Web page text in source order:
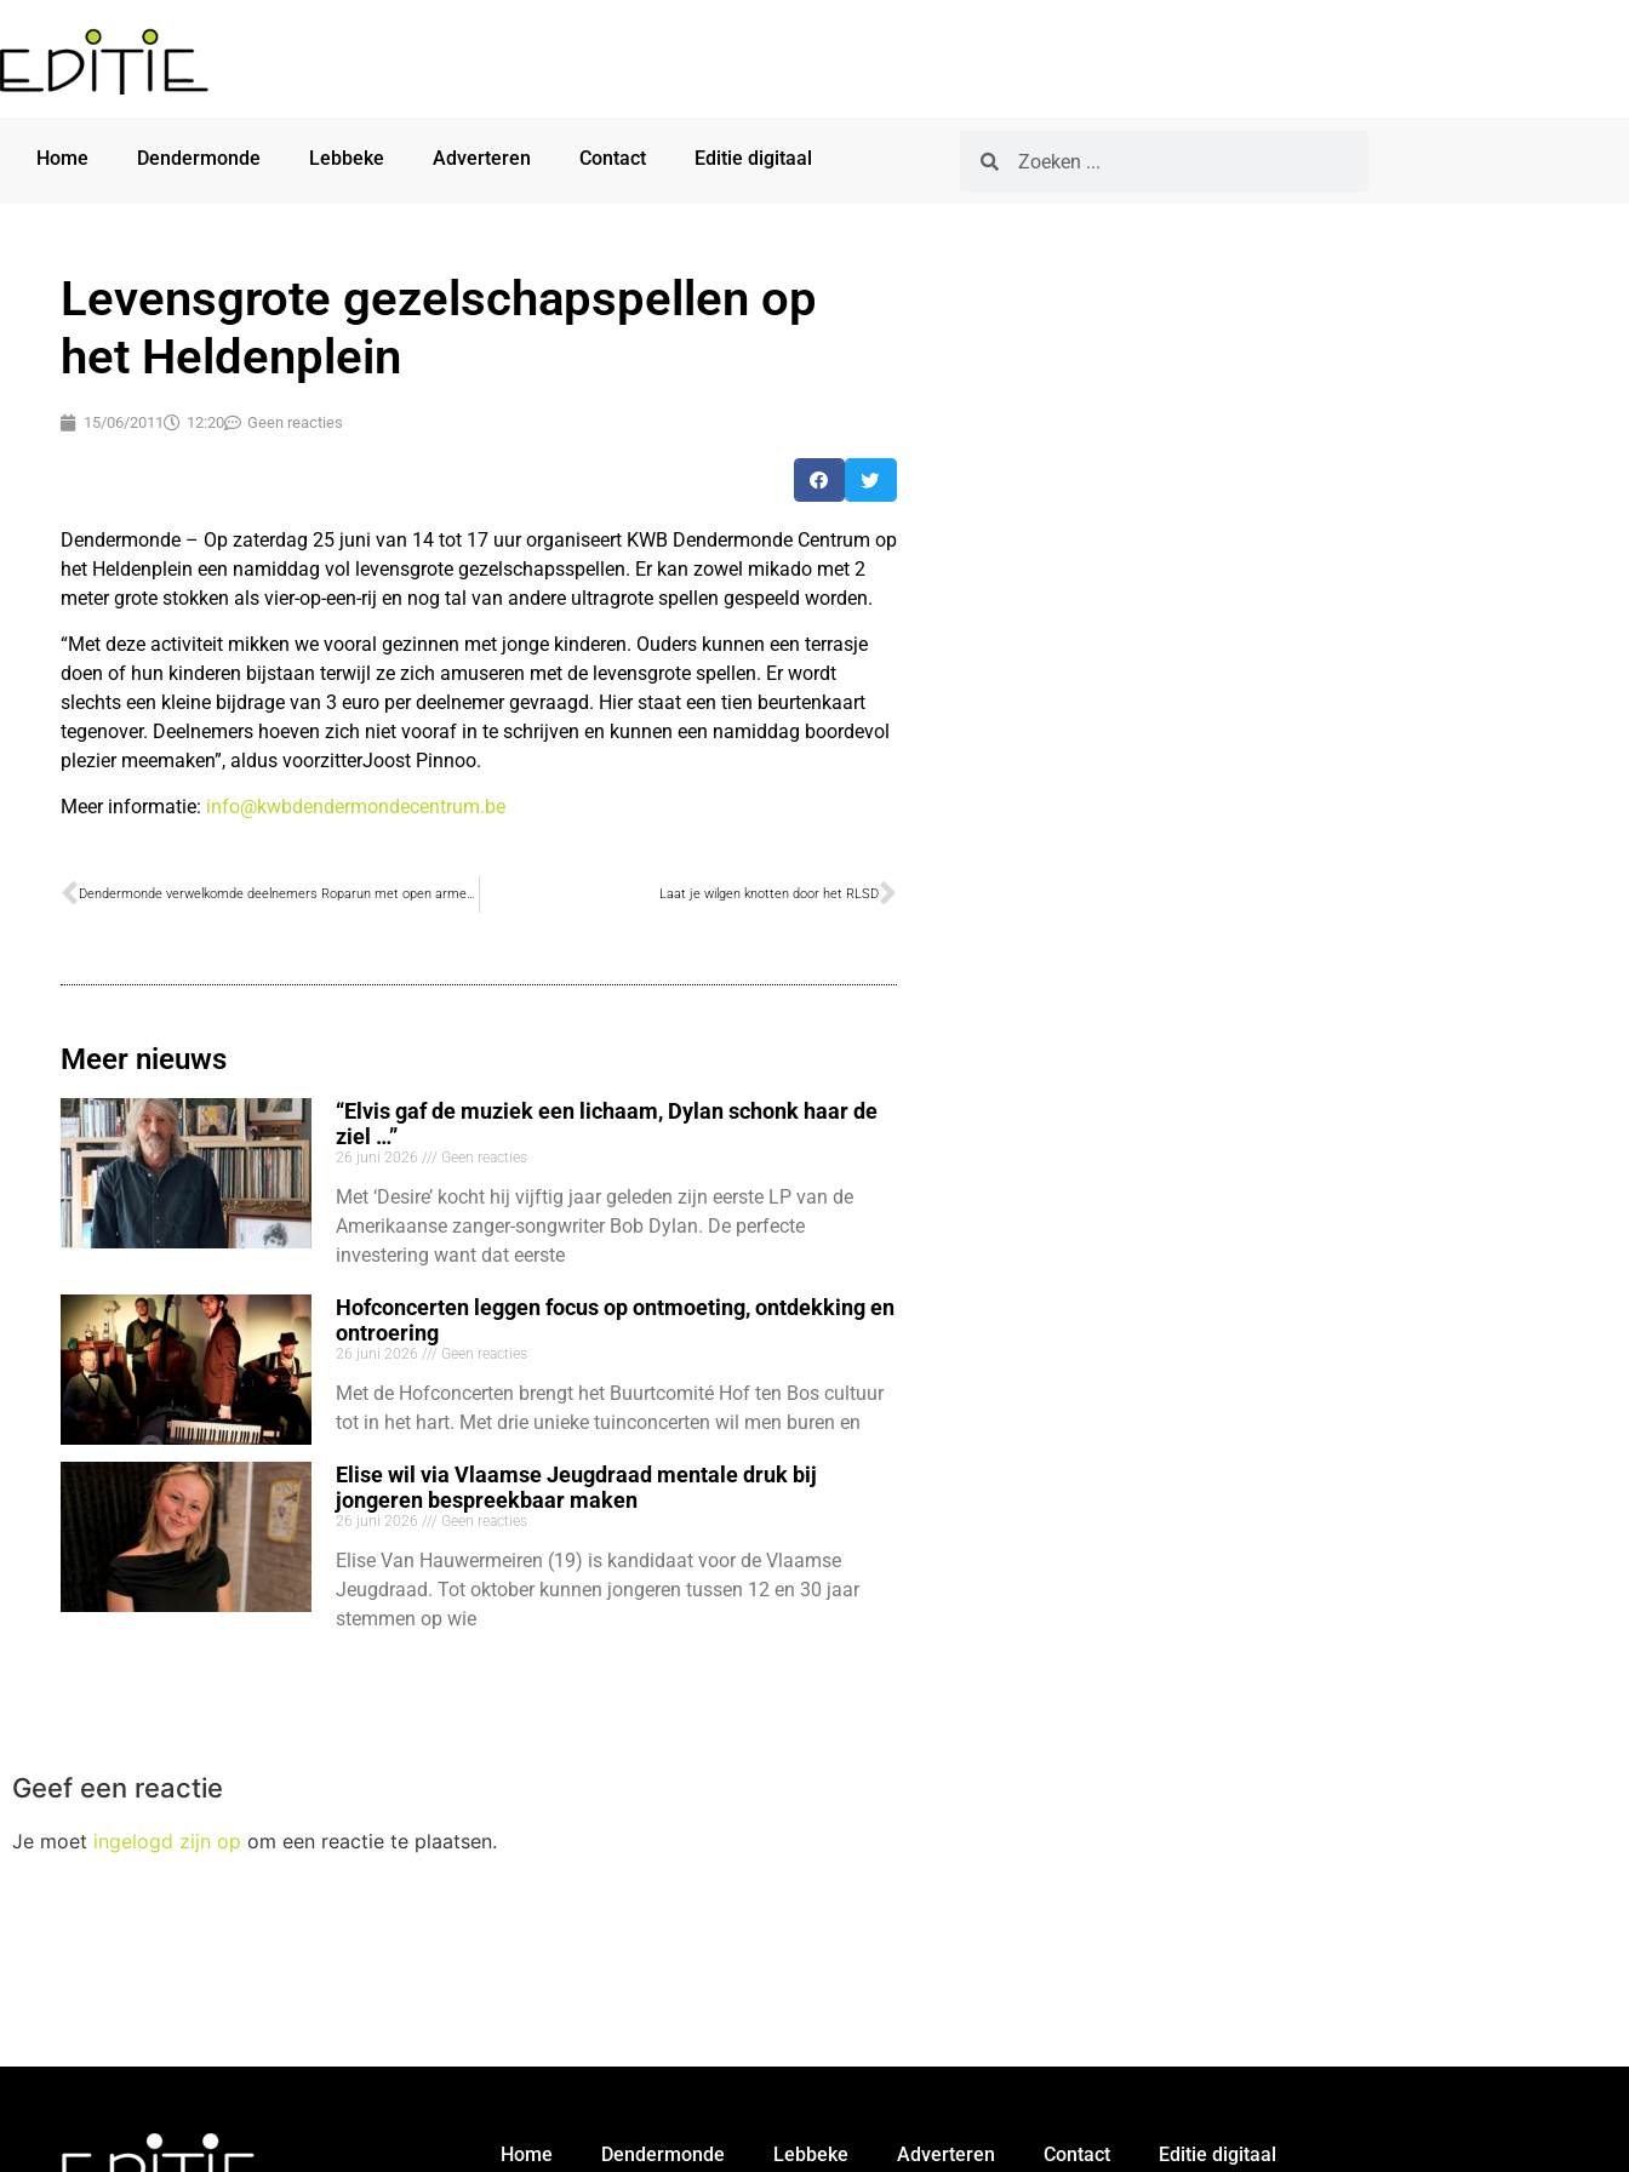
Home Dendermonde Lebbeke Adverteren Contact Editie digitaal
Levensgrote gezelschapspellen op
het Heldenplein
15/06/2011 12:20 Geen reacties
Dendermonde – Op zaterdag 25 juni van 14 tot 17 uur organiseert KWB Dendermonde Centrum op
het Heldenplein een namiddag vol levensgrote gezelschapsspellen. Er kan zowel mikado met 2
meter grote stokken als vier-op-een-rij en nog tal van andere ultragrote spellen gespeeld worden.
“Met deze activiteit mikken we vooral gezinnen met jonge kinderen. Ouders kunnen een terrasje
doen of hun kinderen bijstaan terwijl ze zich amuseren met de levensgrote spellen. Er wordt
slechts een kleine bijdrage van 3 euro per deelnemer gevraagd. Hier staat een tien beurtenkaart
tegenover. Deelnemers hoeven zich niet vooraf in te schrijven en kunnen een namiddag boordevol
plezier meemaken”, aldus voorzitterJoost Pinnoo.
Meer informatie: info@kwbdendermondecentrum.be
Dendermonde verwelkomde deelnemers Roparun met open armen (video) Laat je wilgen knotten door het RLSD
Meer nieuws
“Elvis gaf de muziek een lichaam, Dylan schonk haar de
ziel …”
26 juni 2026 Geen reacties
Met ‘Desire’ kocht hij vijftig jaar geleden zijn eerste LP van de
Amerikaanse zanger-songwriter Bob Dylan. De perfecte
investering want dat eerste
Hofconcerten leggen focus op ontmoeting, ontdekking en
ontroering
26 juni 2026 Geen reacties
Met de Hofconcerten brengt het Buurtcomité Hof ten Bos cultuur
tot in het hart. Met drie unieke tuinconcerten wil men buren en
Elise wil via Vlaamse Jeugdraad mentale druk bij
jongeren bespreekbaar maken
26 juni 2026 Geen reacties
Elise Van Hauwermeiren (19) is kandidaat voor de Vlaamse
Jeugdraad. Tot oktober kunnen jongeren tussen 12 en 30 jaar
stemmen op wie
Geef een reactie
Je moet ingelogd zijn op om een reactie te plaatsen.
Home Dendermonde Lebbeke Adverteren Contact Editie digitaal